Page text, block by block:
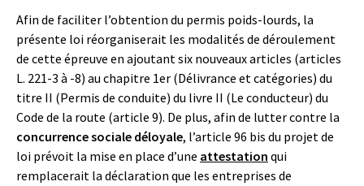
Afin de faciliter l’obtention du permis poids-lourds, la
présente loi réorganiserait les modalités de déroulement
de cette épreuve en ajoutant six nouveaux articles (articles
L. 221-3 à -8) au chapitre 1er (Délivrance et catégories) du
titre II (Permis de conduite) du livre II (Le conducteur) du
Code de la route (article 9). De plus, afin de lutter contre la
concurrence sociale déloyale, l’article 96 bis du projet de
loi prévoit la mise en place d’une attestation qui
remplacerait la déclaration que les entreprises de